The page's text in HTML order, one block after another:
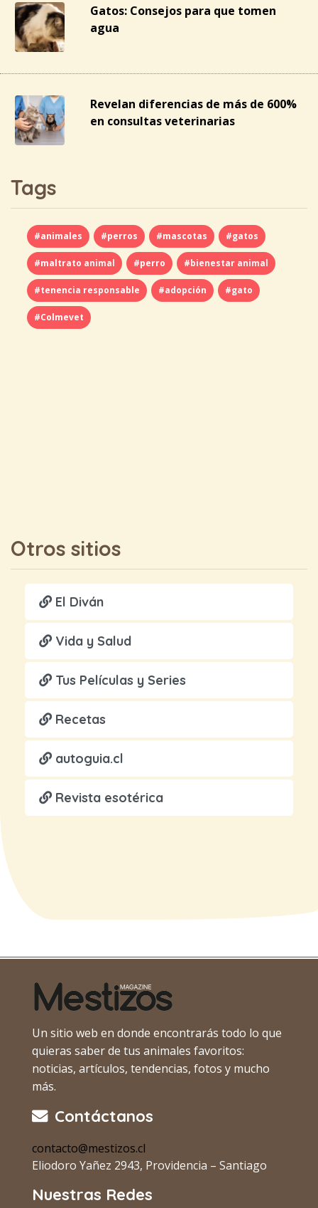
Gatos: Consejos para que tomen
agua
Revelan diferencias de más de 600%
en consultas veterinarias
Tags
#animales #perros #mascotas #gatos
#maltrato animal #perro #bienestar animal
#tenencia responsable #adopción #gato
#Colmevet
Otros sitios
El Diván
Vida y Salud
Tus Películas y Series
Recetas
autoguia.cl
Revista esotérica
Un sitio web en donde encontrarás todo lo que
quieras saber de tus animales favoritos:
noticias, artículos, tendencias, fotos y mucho
más.
Contáctanos
contacto@mestizos.cl
Eliodoro Yañez 2943, Providencia – Santiago
Nuestras Redes